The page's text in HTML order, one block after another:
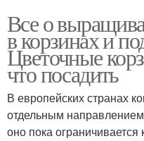
Все о
в корзинах и
Цветочные
что посадить
В европейских странах
отдельным
оно пока